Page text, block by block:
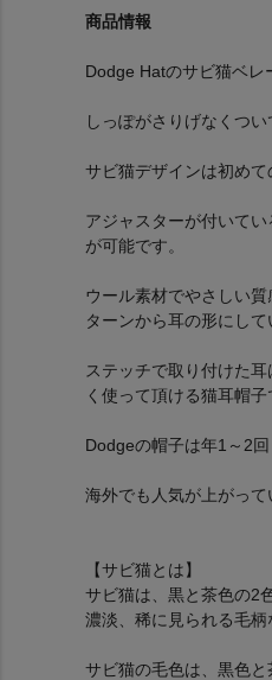
商品情報
Dodge Hatのサビ猫ベレ
しっぽがさりげなくつ
サビ猫デザインは初めて
アジャスターが付いて
が可能です。
ウール素材でやさしい
ターンから耳の形にして
ステッチで取り付けた
く使って頂ける猫耳帽子
Dodgeの帽子は年1～2
海外でも人気が上がって
【サビ猫とは】
サビ猫は、黒と茶色の2
濃淡、稀に見られる毛柄
サビ猫の毛色は、黒色